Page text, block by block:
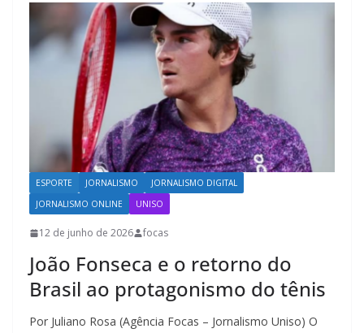
ESPORTE JORNALISMO
JORNALISMO DIGITAL
JORNALISMO ONLINE
UNISO
12 de junho de 2026 focas
João Fonseca e o retorno do
Brasil ao protagonismo do tênis
Por Juliano Rosa (Agência Focas – Jornalismo Uniso) O